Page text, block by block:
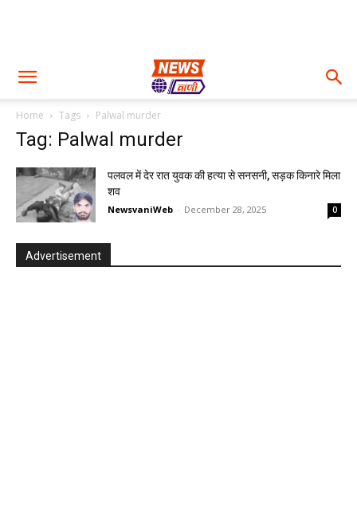
Home Tags Palwal murder
Tag: Palwal murder
पलवल में देर रात युवक की हत्या से सनसनी, सड़क किनारे मिला
शव
NewsvaniWeb - December 28, 2025 0
Advertisement